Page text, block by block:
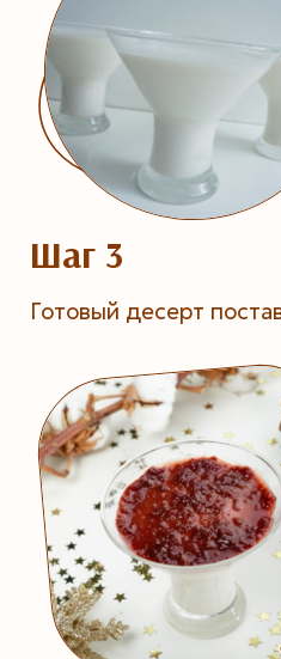
Шаг 3
Готовый десерт